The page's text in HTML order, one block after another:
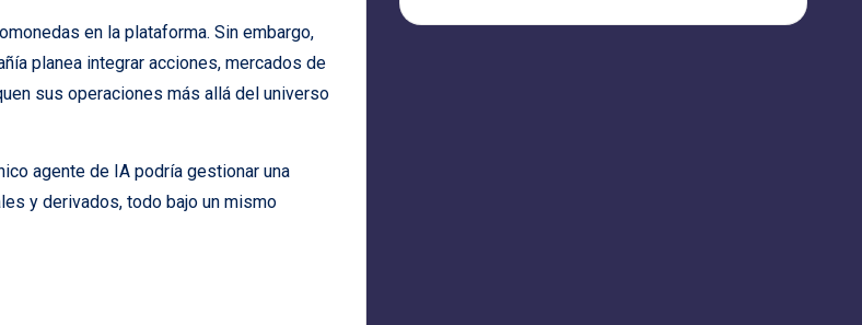
en la plataforma. Sin embargo,
planea integrar acciones, mercados de
sus operaciones más allá del universo
agente de IA podría gestionar una
y derivados, todo bajo un mismo